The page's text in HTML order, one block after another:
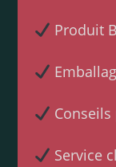
Produit
Conseils
Service